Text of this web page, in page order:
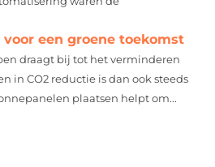
voor een groene toekomst
draagt bij tot het verminderen
in CO2 reductie is dan ook steeds
plaatsen helpt om...